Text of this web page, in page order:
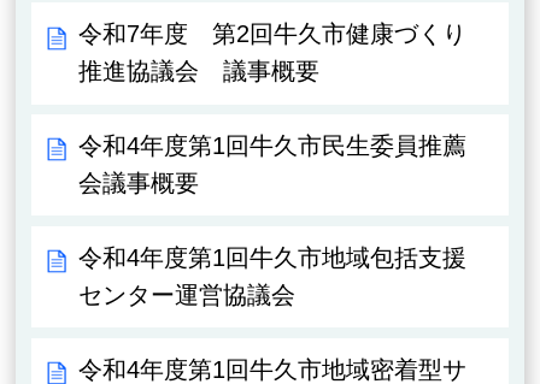
令和7年度 第2回牛久市健康づくり
推進協議会 議事概要
令和4年度第1回牛久市民生委員推薦
会議事概要
令和4年度第1回牛久市地域包括支援
センター運営協議会
令和4年度第1回牛久市地域密着型サ